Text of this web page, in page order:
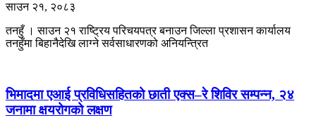
साउन २१, २०८३
तनहुँ । साउन २१ राष्ट्रिय परिचयपत्र बनाउन जिल्ला प्रशासन कार्यालय
तनहुँमा बिहानैदेखि लाग्ने सर्वसाधारणको अनियन्त्रित
भिमादमा एआई प्रविधिसहितको छाती एक्स–रे शिविर सम्पन्न, २४
जनामा क्षयरोगको लक्षण